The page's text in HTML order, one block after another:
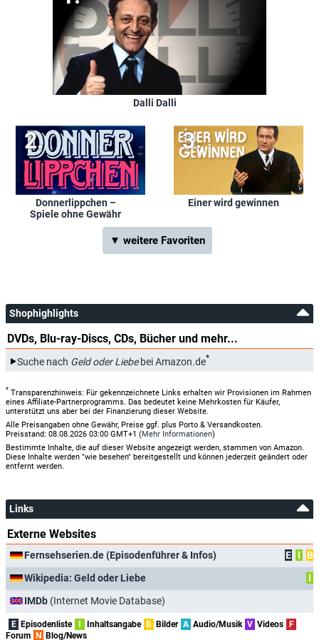
Dalli Dalli
Donnerlippchen –
Spiele ohne Gewähr
Einer wird gewinnen
▼ weitere Favoriten
Shophighlights
DVDs, Blu-ray-Discs, CDs, Bücher und mehr...
Suche nach Geld oder Liebebei Amazon.de*
* Transparenzhinweis: Für gekennzeichnete Links erhalten wir Provisionen im Rahmen
eines Affiliate-Partnerprogramms. Das bedeutet keine Mehrkosten für Käufer,
unterstützt uns aber bei der Finanzierung dieser Website.
Alle Preisangaben ohne Gewähr, Preise ggf. plus Porto & Versandkosten.
Preisstand: 08.08.2026 03:00 GMT+1 (Mehr Informationen)
Bestimmte Inhalte, die auf dieser Website angezeigt werden, stammen von Amazon.
Diese Inhalte werden "wie besehen" bereitgestellt und können jederzeit geändert oder
entfernt werden.
Links
Externe Websites
Fernsehserien.de (Episodenführer & Infos) E I
B
Wikipedia: Geld oder Liebe
I
IMDb (Internet Movie Database)
E Episodenliste Inhaltsangabe B Bilder A Audio/Musik V Videos
F
Forum
N Blog/News